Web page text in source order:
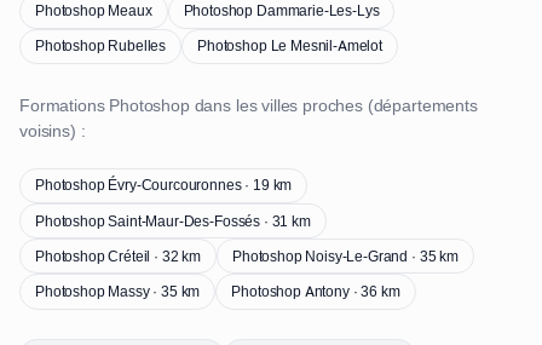
Photoshop Meaux
Photoshop Dammarie-Les-Lys
Photoshop Rubelles
Photoshop Le Mesnil-Amelot
Formations Photoshop dans les villes proches (départements
voisins) :
Photoshop Évry-Courcouronnes · 19 km
Photoshop Saint-Maur-Des-Fossés · 31 km
Photoshop Créteil · 32 km
Photoshop Noisy-Le-Grand · 35 km
Photoshop Massy · 35 km
Photoshop Antony · 36 km